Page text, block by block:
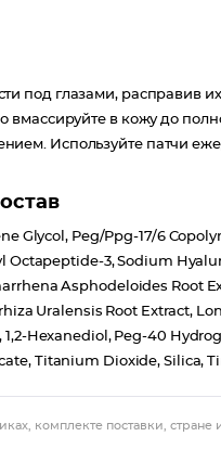
под глазами, расправив
вмассируйте в кожу до
Используйте патчи
Glycol, Peg/Ppg-17/6
Octapeptide-3, Sodium
Asphodeloides Root
Uralensis Root Extract,
Hexanediol, Peg-40
Titanium Dioxide, Silica,
комплекте поставки, стране